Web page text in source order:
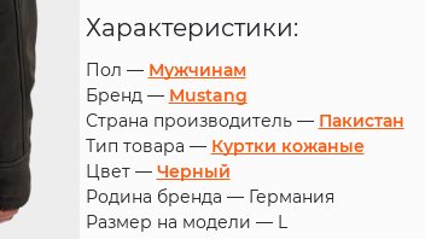
Характеристики:
Пол — Мужчинам
Бренд — Mustang
Страна производитель — Пакистан
Тип товара — Куртки кожаные
Цвет — Черный
Родина бренда — Германия
Размер на модели — L